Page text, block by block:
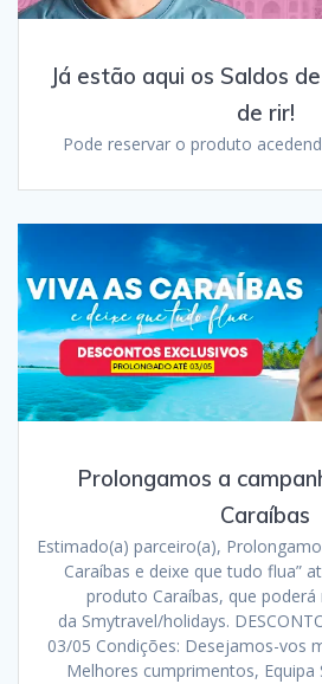
Já estão aqui os Saldos
de rir!
Pode reservar o produto
Prolongamos a
Caraíbas
Estimado(a) parceiro(a),
Caraíbas e deixe que tudo flua”
produto Caraíbas, que poderá
da Smytravel/holidays.
03/05 Condições: Desejamos-vos
Melhores cumprimentos, Equipa